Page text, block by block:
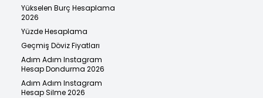
Yükselen Burç Hesaplama
2026
Yüzde Hesaplama
Geçmiş Döviz Fiyatları
Adım Adım Instagram
Hesap Dondurma 2026
Adım Adım Instagram
Hesap Silme 2026